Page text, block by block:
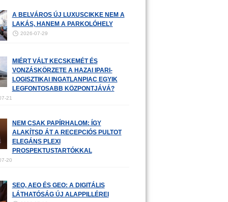
A BELVÁROS ÚJ LUXUSCIKKE NEM A
LAKÁS, HANEM A PARKOLÓHELY
2026-07-29
MIÉRT VÁLT KECSKEMÉT ÉS
VONZÁSKÖRZETE A HAZAI IPARI-
LOGISZTIKAI INGATLANPIAC EGYIK
LEGFONTOSABB KÖZPONTJÁVÁ?
21
NEM CSAK PAPÍRHALOM: ÍGY
ALAKÍTSD ÁT A RECEPCIÓS PULTOT
ELEGÁNS PLEXI
PROSPEKTUSTARTÓKKAL
20
SEO, AEO ÉS GEO: A DIGITÁLIS
LÁTHATÓSÁG ÚJ ALAPPILLÉREI